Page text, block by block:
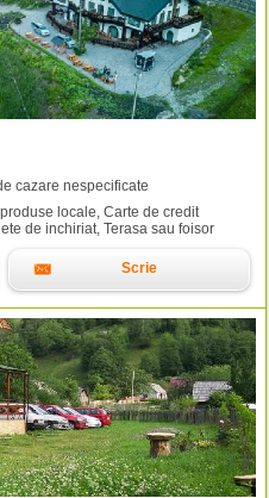
cazare nespecificate
locale, Carte de credit
de inchiriat, Terasa sau foisor
Scrie